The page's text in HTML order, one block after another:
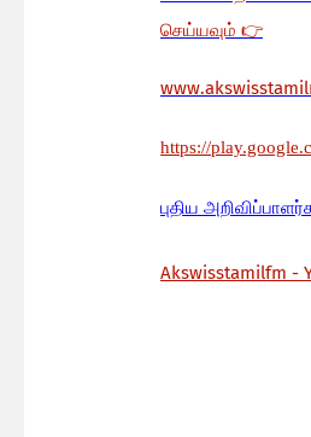
செய்யவும் 👉
https://
புதிய
Akswisstamilfm -